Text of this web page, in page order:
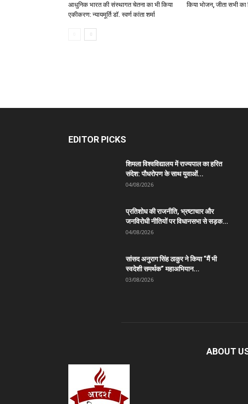
आधुनिक भारत की संस्थागत चेतना का भी किया
एकीकरण: न्यायमूर्ति डॉ. स्वर्ण कांता शर्मा
किया भोजन, जीता सभी का
EDITOR PICKS
शिमला विश्वविद्यालय में राज्यपाल का हरित
संदेश: पौधरोपण के साथ युवाओं...
04/08/2026
प्रतिशोध की राजनीति, भ्रष्टाचार और
जनविरोधी नीतियों पर विधानसभा से सड़क...
04/08/2026
सांसद अनुराग सिंह ठाकुर ने किया “मैं भी
स्वदेशी समर्थक” महाअभियान...
03/08/2026
ABOUT